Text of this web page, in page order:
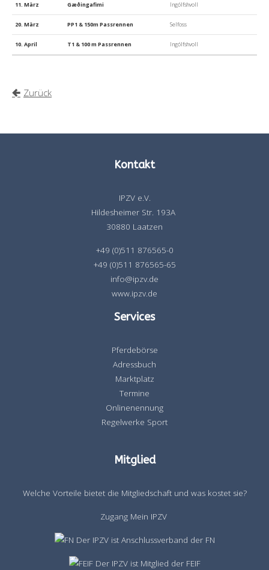
11. März Gæðingafimi Ingólfshvoll
20. März PP1 & 150m Passrennen Selfoss
10. April T1 & 100 m Passrennen Ingólfshvoll
Zurück
Kontakt
IPZV e.V.
Hildesheimer Str. 193A
30880 Laatzen
+49 (0)511 876565-0
+49 (0)511 876565-65
info@ipzv.de
www.ipzv.de
Services
Pferdebörse
Adressbuch
Marktplatz
Termine
Onlinenennung
Regelwerke Sport
Mitglied
Welche Vorteile bietet die Mitgliedschaft und was kostet sie?
Zugang Mein IPZV
Der IPZV ist Anschlussverband der FN
Der IPZV ist Mitglied der FEIF